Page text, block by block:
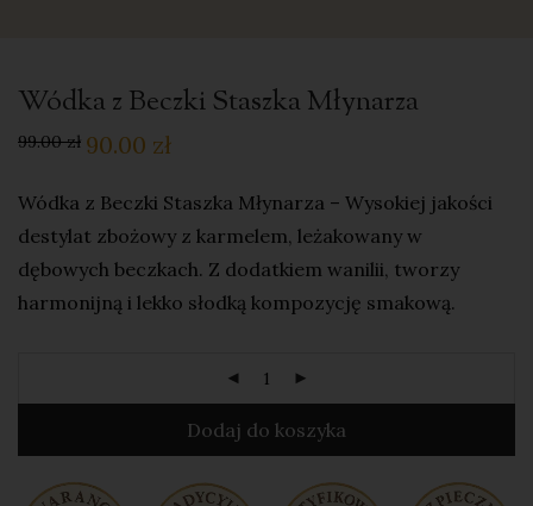
Wódka z Beczki Staszka Młynarza
99.00zł 90.00 zł
Wódka z Beczki Staszka Młynarza – Wysokiej jakości
destylat zbożowy z karmelem, leżakowany w
dębowych beczkach. Z dodatkiem wanilii, tworzy
harmonijną i lekko słodką kompozycję smakową.
Dodaj do koszyka